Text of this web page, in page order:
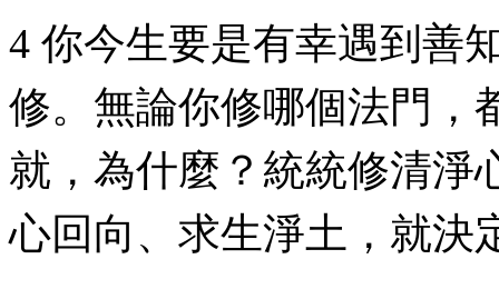
4 你今生要是有幸遇到善
修。無論你修哪個法門，
就，為什麼？統統修清淨
心回向、求生淨土，就決